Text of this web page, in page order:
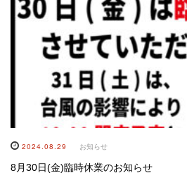
2024.08.29 お知らせ
8月30日(金)臨時休業のお知らせ